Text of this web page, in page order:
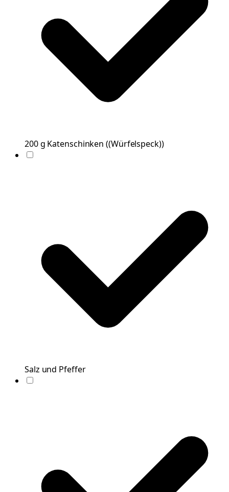
200g Katenschinken ((Würfelspeck))
Salz und Pfeffer